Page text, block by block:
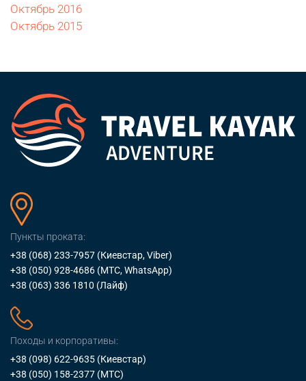
Октябрь 2016
Октябрь 2015
Пункты проката:
+38 (068) 233-7957 (Киевстар, Viber)
+38 (050) 928-4686 (МТС, WhatsApp)
+38 (063) 336 1810 (Лайф)
Походы и корпоративы:
+38 (098) 622-9635 (Киевстар)
+38 (050) 158-2377 (МТС)